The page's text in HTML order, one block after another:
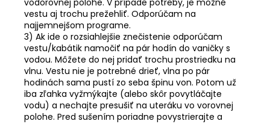
vestu aj trochu prežehliť. Odporúčam na
najjemnejšom programe.
3) Ak ide o rozsiahlejšie znečistenie odporúčam
vestu/kabátik namočiť na pár hodín do vaničky s
vodou. Môžete do nej pridať trochu prostriedku na
vlnu. Vestu nie je potrebné drieť, vlna po pár
hodinách sama pustí zo seba špinu von. Potom už
iba zľahka vyžmýkajte (alebo skôr povytláčajte
vodu) a nechajte presušiť na uteráku vo vorovnej
polohe. Pred sušením poriadne povystrierajte a